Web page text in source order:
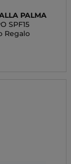
PALMA
SPF15
Regalo